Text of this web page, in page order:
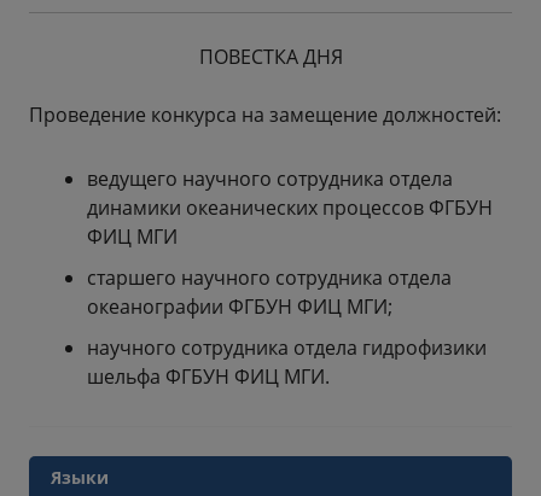
ПОВЕСТКА ДНЯ
Проведение конкурса на замещение должностей:
ведущего научного сотрудника отдела
динамики океанических процессов ФГБУН
ФИЦ МГИ
старшего научного сотрудника отдела
океанографии ФГБУН ФИЦ МГИ;
научного сотрудника отдела гидрофизики
шельфа ФГБУН ФИЦ МГИ.
Языки